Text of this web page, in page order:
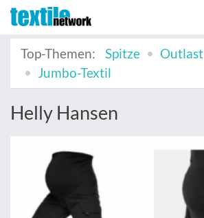
Top-Themen:
Spitze Outlast
Jumbo-Textil
Helly Hansen